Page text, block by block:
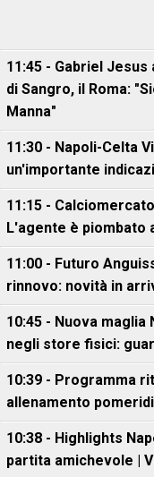
11:45 - Gabriel
di Sangro, il Roma:
Manna"
11:30 - Napoli-Celta
un'importante
11:15 -
L'agente è piombato
11:00 - Futuro
rinnovo: novità in
10:45 - Nuova
negli store fisici:
10:39 - Programma
allenamento
10:38 - Highlights
partita amichevole |